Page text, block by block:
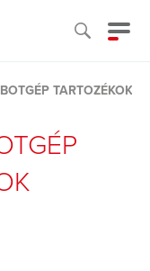
TARTOZÉKOK